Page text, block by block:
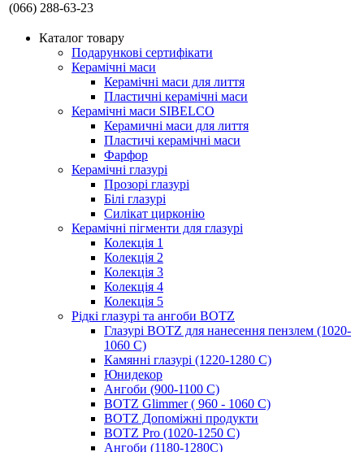
(066) 288-63-23
Каталог товару
Подарункові сертифікати
Керамічні маси
Керамічні маси для лиття
Пластичні керамічні маси
Керамічні маси SIBELСO
Керамичні маси для лиття
Пластичі керамічні маси
Фарфор
Керамічні глазурі
Прозорі глазурі
Білі глазурі
Силікат цирконію
Керамічні пігменти для глазурі
Колекція 1
Колекція 2
Колекція 3
Колекція 4
Колекція 5
Рідкі глазурі та ангоби BOTZ
Глазурі BOTZ для нанесення пензлем (1020-
1060 C)
Камянні глазурі (1220-1280 С)
Юнидекор
Ангоби (900-1100 С)
BOTZ Glimmer ( 960 - 1060 С)
BOTZ Допоміжні продукти
BOTZ Pro (1020-1250 C)
Ангоби (1180-1280С)